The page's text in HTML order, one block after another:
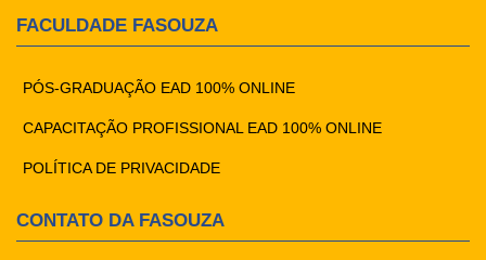
FACULDADE FASOUZA
PÓS-GRADUAÇÃO EAD 100% ONLINE
CAPACITAÇÃO PROFISSIONAL EAD 100% ONLINE
POLÍTICA DE PRIVACIDADE
CONTATO DA FASOUZA